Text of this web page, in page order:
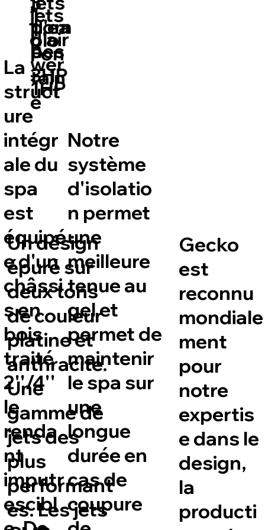
Gecko
est
reconnu
mondiale
ment
pour
notre
expertis
e dans le
design,
la
producti
La
struct
ure
intégr
ale du
spa
est
équipé
e d'un
châssi
s en
bois
traité
2''/4''
le
renda
nt
imputr
escibl
Un désign
épuré sur
deux tons
de couleur
platine et
anthracite.
Une
gamme de
jets des
plus
performant
es. Les jets
Notre
système
d'isolatio
n permet
une
meilleure
tenue au
gel et
permet de
maintenir
le spa sur
une
longue
durée en
cas de
coupure
1
Fon
tain
e
jets
d'air
d'ea
u
pom
pes
3HP
1
blo
wer
1HP